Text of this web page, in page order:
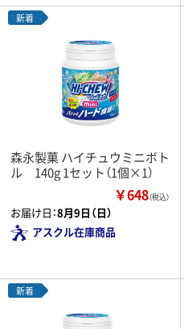
新着
森永製菓 ハイチュウミニボト
ル 140g 1セット（1個×1）
￥648（税込）
お届け日：8月9日（日）
アスクル在庫商品
新着